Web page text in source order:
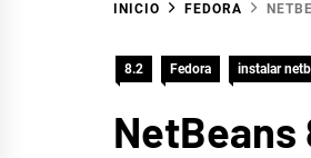
INICIO FEDORA
8.2 Fedora instalar
NetBeans